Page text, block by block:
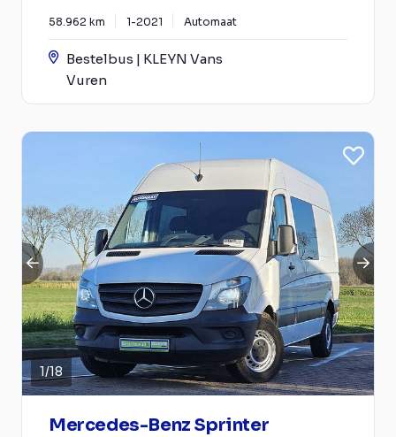
58.962 km 1-2021 Automaat
Bestelbus | KLEYN Vans
Vuren
1/18
Mercedes-Benz Sprinter